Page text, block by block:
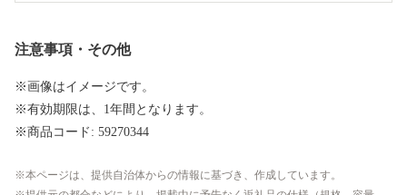
注意事項・その他
※画像はイメージです。
※有効期限は、1年間となります。
※商品コード: 59270344
本ページは、提供自治体からの情報に基づき、作成しています。